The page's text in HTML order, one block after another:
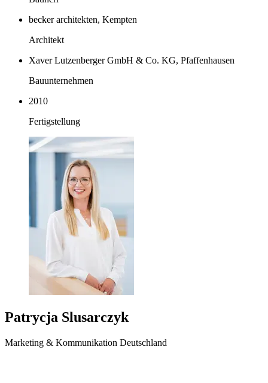
becker architekten, Kempten
Architekt
Xaver Lutzenberger GmbH & Co. KG, Pfaffenhausen
Bauunternehmen
2010
Fertigstellung
Patrycja Slusarczyk
Marketing & Kommunikation Deutschland